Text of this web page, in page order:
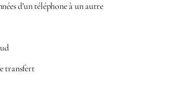
d’un téléphone à un autre
transfert